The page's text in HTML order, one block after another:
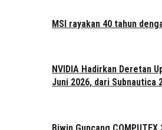
MSI rayakan 40 tahun
NVIDIA Hadirkan Deretan
Juni 2026, dari Subnautica
Biwin Guncang